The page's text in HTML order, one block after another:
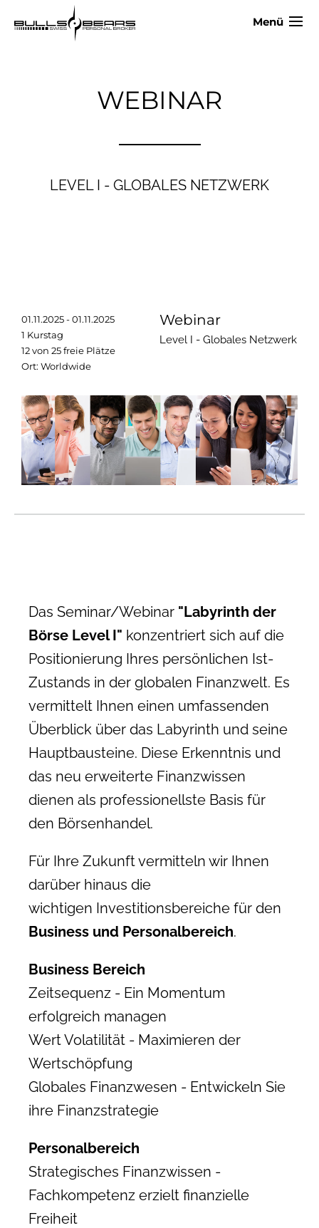
Menü
WEBINAR
LEVEL I - GLOBALES NETZWERK
01.11.2025 - 01.11.2025
1 Kurstag
12 von 25 freie Plätze
Ort: Worldwide
Webinar
Level I - Globales Netzwerk
Das Seminar/Webinar "Labyrinth der
Börse Level I" konzentriert sich auf die
Positionierung Ihres persönlichen Ist-
Zustands in der globalen Finanzwelt. Es
vermittelt Ihnen einen umfassenden
Überblick über das Labyrinth und seine
Hauptbausteine. Diese Erkenntnis und
das neu erweiterte Finanzwissen
dienen als professionellste Basis für
den Börsenhandel.
Für Ihre Zukunft vermitteln wir Ihnen
darüber hinaus die
wichtigen Investitionsbereiche für den
Business und Personalbereich.
Business Bereich
Zeitsequenz - Ein Momentum
erfolgreich managen
Wert Volatilität - Maximieren der
Wertschöpfung
Globales Finanzwesen - Entwickeln Sie
ihre Finanzstrategie
Personalbereich
Strategisches Finanzwissen -
Fachkompetenz erzielt finanzielle
Freiheit